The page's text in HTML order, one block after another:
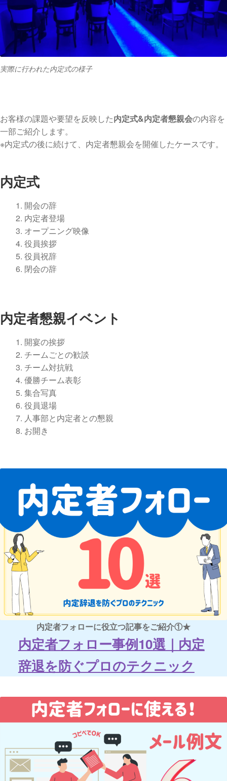
実際に行われた内定式の様子
お客様の課題や要望を反映した内定式&内定者懇親会の内容を
一部ご紹介します。
※内定式の後に続けて、内定者懇親会を開催したケースです。
内定式
開会の辞
内定者登場
オープニング映像
役員挨拶
役員祝辞
閉会の辞
内定者懇親イベント
開宴の挨拶
チームごとの歓談
チーム対抗戦
優勝チーム表彰
集合写真
役員退場
人事部と内定者との懇親
お開き
内定者フォローに役立つ記事をご紹介①★
内定者フォロー事例10選｜内定
辞退を防ぐプロのテクニック